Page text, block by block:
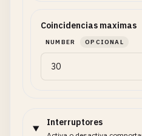
Coincidencias maximas
NUMBER OPCIONAL
Interruptores